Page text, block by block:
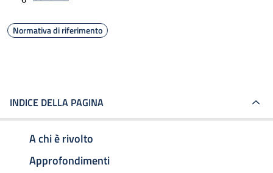
Normativa di riferimento
INDICE DELLA PAGINA
A chi è rivolto
Approfondimenti